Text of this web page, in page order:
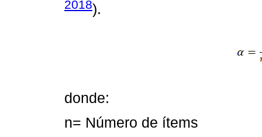
2018).
donde:
n= Número de ítems